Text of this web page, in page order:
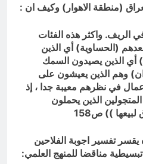
(منطقة الاهوار) وكيف ان :
الريف. واكثر هذه الفئات
(الحساوية) أي الذين
أي الذين يصيدون السمك
وهم الذين يعيشون على
في نظرهم معيبة جدا ، إذ
الذين يحملون
)) ص158
تفسير اجوبة الفلاحين
مناقضا للمنهج العلمي: